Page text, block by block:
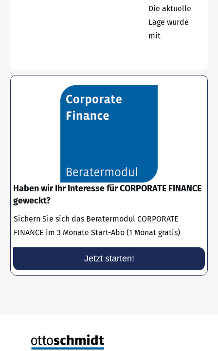
Die aktuelle
Lage wurde
mit
Haben wir Ihr Interesse für CORPORATE FINANCE
geweckt?
Sichern Sie sich das Beratermodul CORPORATE
FINANCE im 3 Monate Start-Abo (1 Monat gratis)
Jetzt starten!